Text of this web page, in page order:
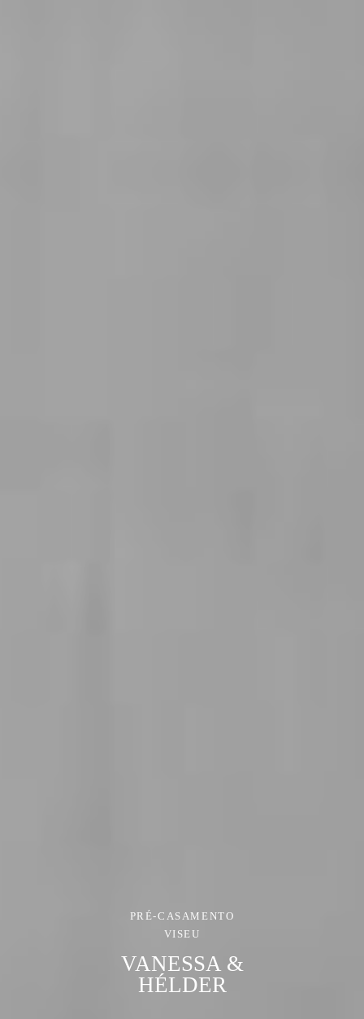
PRÉ-CASAMENTO
VISEU
VANESSA &
HÉLDER